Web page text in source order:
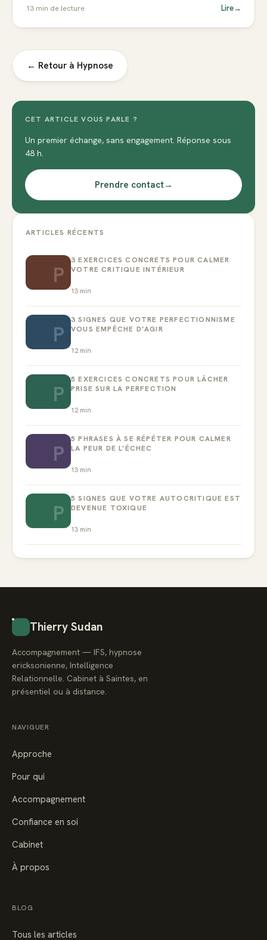
13 min de lecture Lire→
← Retour à Hypnose
CET ARTICLE VOUS PARLE ?
Un premier échange, sans engagement. Réponse sous
48 h.
Prendre contact→
ARTICLES RÉCENTS
P
3 EXERCICES CONCRETS POUR CALMER
VOTRE CRITIQUE INTÉRIEUR
13 min
P
3 SIGNES QUE VOTRE PERFECTIONNISME
VOUS EMPÊCHE D’AGIR
12min
P
5 EXERCICES CONCRETS POUR LÂCHER
PRISE SUR LA PERFECTION
12min
P
5 PHRASES À SE RÉPÉTER POUR CALMER
LA PEUR DE L’ÉCHEC
13 min
P
5 SIGNES QUE VOTRE AUTOCRITIQUE EST
DEVENUE TOXIQUE
13 min
Thierry Sudan
Accompagnement — IFS, hypnose
ericksonienne, Intelligence
Relationnelle. Cabinet à Saintes, en
présentiel ou à distance.
NAVIGUER
Approche
Pour qui
Accompagnement
Confiance en soi
Cabinet
À propos
BLOG
Tous les articles